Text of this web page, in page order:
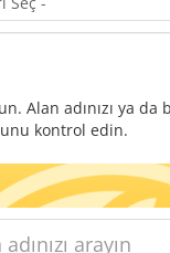
Alan adınızı ya
kontrol edin.